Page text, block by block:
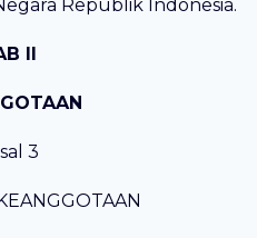
Republik Indonesia.
II
3